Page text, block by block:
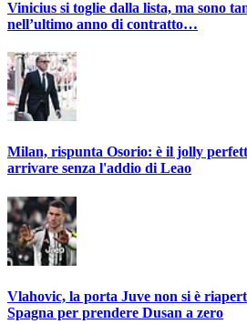
Vinicius si toglie dalla lista, ma sono
nell’ultimo anno di contratto…
Milan, rispunta Osorio: è il jolly
arrivare senza l'addio di Leao
Vlahovic, la porta Juve non si è
Spagna per prendere Dusan a zero